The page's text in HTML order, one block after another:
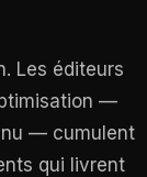
Les éditeurs
—
— cumulent
qui livrent